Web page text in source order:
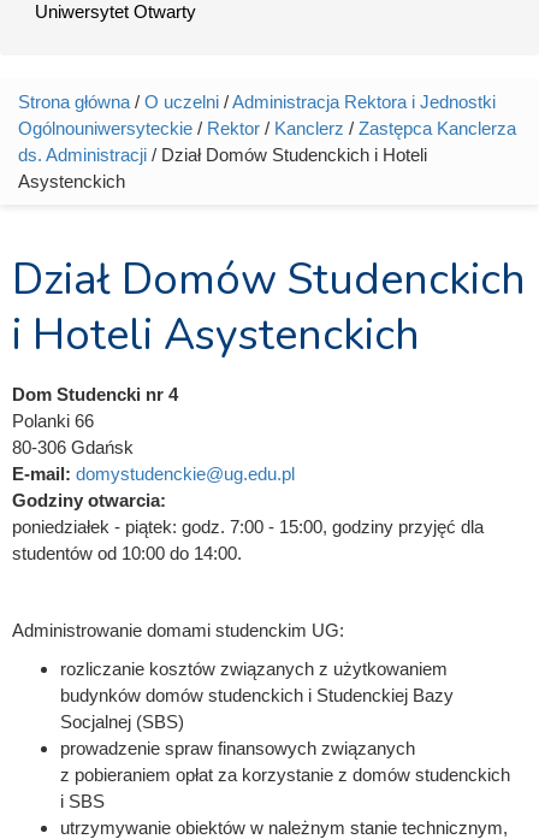
Uniwersytet Otwarty
Jesteś tutaj
Strona główna / O uczelni /Administracja Rektora i Jednostki
Ogólnouniwersyteckie / Rektor / Kanclerz / Zastępca Kanclerza
ds. Administracji / Dział Domów Studenckich i Hoteli
Asystenckich
Dział Domów Studenckich
i Hoteli Asystenckich
Dom Studencki nr 4
Polanki 66
80-306 Gdańsk
E-mail: domystudenckie@ug.edu.pl
Godziny otwarcia:
poniedziałek - piątek: godz. 7:00 - 15:00, godziny przyjęć dla
studentów od 10:00 do 14:00.
Administrowanie domami studenckim UG:
rozliczanie kosztów związanych z użytkowaniem
budynków domów studenckich i Studenckiej Bazy
Socjalnej (SBS)
prowadzenie spraw finansowych związanych
z pobieraniem opłat za korzystanie z domów studenckich
i SBS
utrzymywanie obiektów w należnym stanie technicznym,